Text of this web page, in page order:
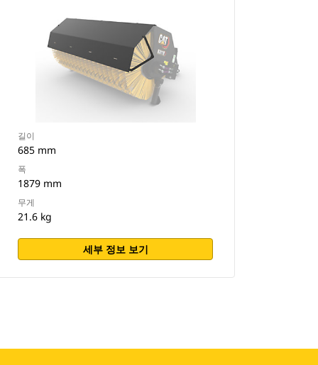
길이
685 mm
폭
1879 mm
무게
21.6 kg
세부 정보 보기